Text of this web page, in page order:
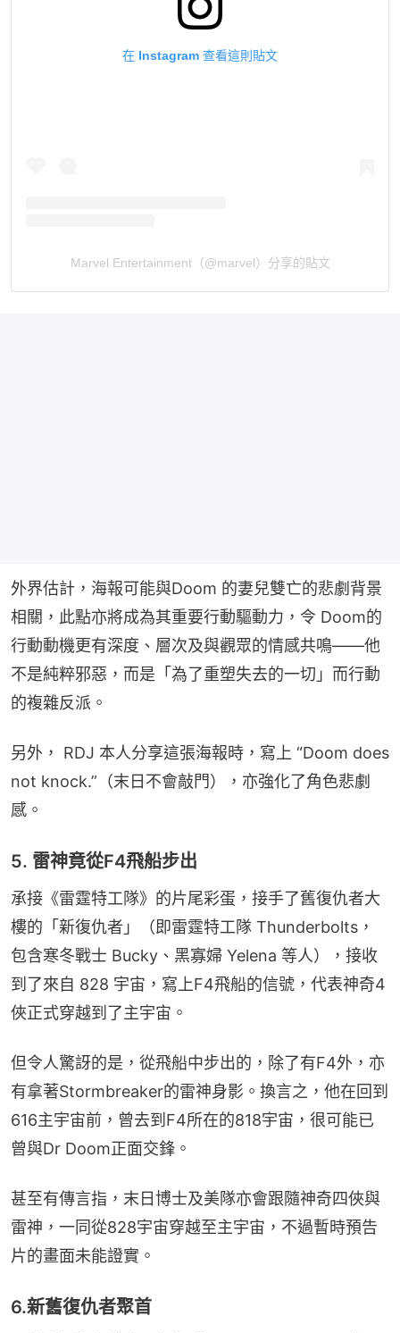
在 Instagram 查看這則貼文
Marvel Entertainment（@marvel）分享的貼文
外界估計，海報可能與Doom 的妻兒雙亡的悲劇背景
相關，此點亦將成為其重要行動驅動力，令 Doom的
行動動機更有深度、層次及與觀眾的情感共鳴——他
不是純粹邪惡，而是「為了重塑失去的一切」而行動
的複雜反派。
另外， RDJ 本人分享這張海報時，寫上 “Doom does
not knock.”（末日不會敲門），亦強化了角色悲劇
感。
5. 雷神竟從F4飛船步出
承接《雷霆特工隊》的片尾彩蛋，接手了舊復仇者大
樓的「新復仇者」（即雷霆特工隊 Thunderbolts，
包含寒冬戰士 Bucky、黑寡婦 Yelena 等人），接收
到了來自 828 宇宙，寫上F4飛船的信號，代表神奇4
俠正式穿越到了主宇宙。
但令人驚訝的是，從飛船中步出的，除了有F4外，亦
有拿著Stormbreaker的雷神身影。換言之，他在回到
616主宇宙前，曾去到F4所在的818宇宙，很可能已
曾與Dr Doom正面交鋒。
甚至有傳言指，末日博士及美隊亦會跟隨神奇四俠與
雷神，一同從828宇宙穿越至主宇宙，不過暫時預告
片的畫面未能證實。
6.新舊復仇者聚首